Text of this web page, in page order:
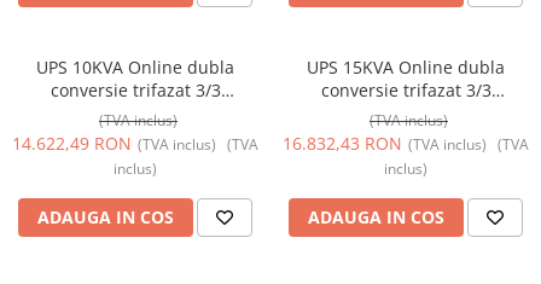
UPS 10KVA Online dubla
conversie trifazat 3/3
management intrare/iesire
regleta (FARA ACUMULATORI)
TED Electric TED004024
(TVA inclus)
14.622,49 RON (TVA inclus) (TVA
inclus)
ADAUGA IN COS
UPS 15KVA Online dubla
conversie trifazat 3/3
management intrare/iesire
regleta (FARA ACUMULATORI)
TED Electric TED004246
(TVA inclus)
16.832,43 RON (TVA inclus) (TVA
inclus)
ADAUGA IN COS